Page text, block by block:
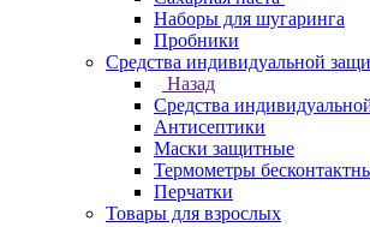
Наборы для шугаринга
Пробники
Средства индивидуальной
Назад
Средства
Антисептики
Маски защитные
Термометры
Перчатки
Товары для взрослых